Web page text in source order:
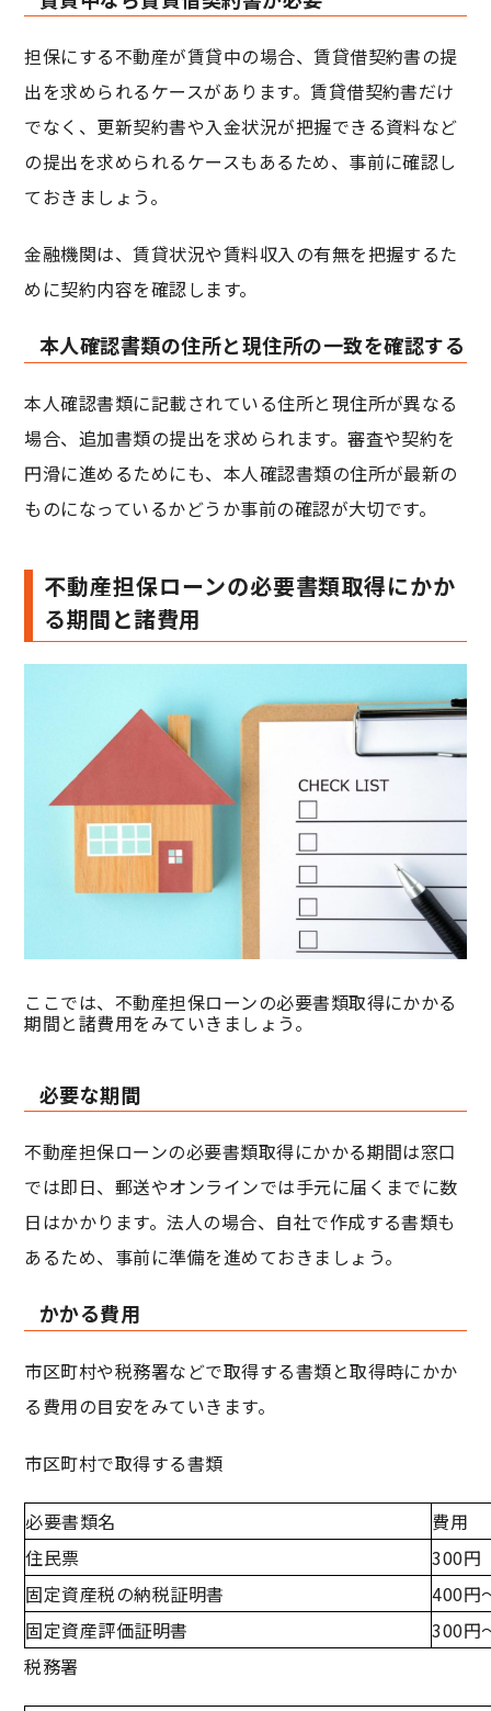
担保にする不動産が賃貸中の場合、賃貸借契約書の提
出を求められるケースがあります。賃貸借契約書だけ
でなく、更新契約書や入金状況が把握できる資料など
の提出を求められるケースもあるため、事前に確認し
ておきましょう。
金融機関は、賃貸状況や賃料収入の有無を把握するた
めに契約内容を確認します。
本人確認書類の住所と現住所の一致を確認する
本人確認書類に記載されている住所と現住所が異なる
場合、追加書類の提出を求められます。審査や契約を
円滑に進めるためにも、本人確認書類の住所が最新の
ものになっているかどうか事前の確認が大切です。
不動産担保ローンの必要書類取得にかか
る期間と諸費用
ここでは、不動産担保ローンの必要書類取得にかかる
期間と諸費用をみていきましょう。
必要な期間
不動産担保ローンの必要書類取得にかかる期間は窓口
では即日、郵送やオンラインでは手元に届くまでに数
日はかかります。法人の場合、自社で作成する書類も
あるため、事前に準備を進めておきましょう。
かかる費用
市区町村や税務署などで取得する書類と取得時にかか
る費用の目安をみていきます。
市区町村で取得する書類
必要書類名
費用
住民票
300円
固定資産税の納税証明書
400円
固定資産評価証明書
300円
税務署